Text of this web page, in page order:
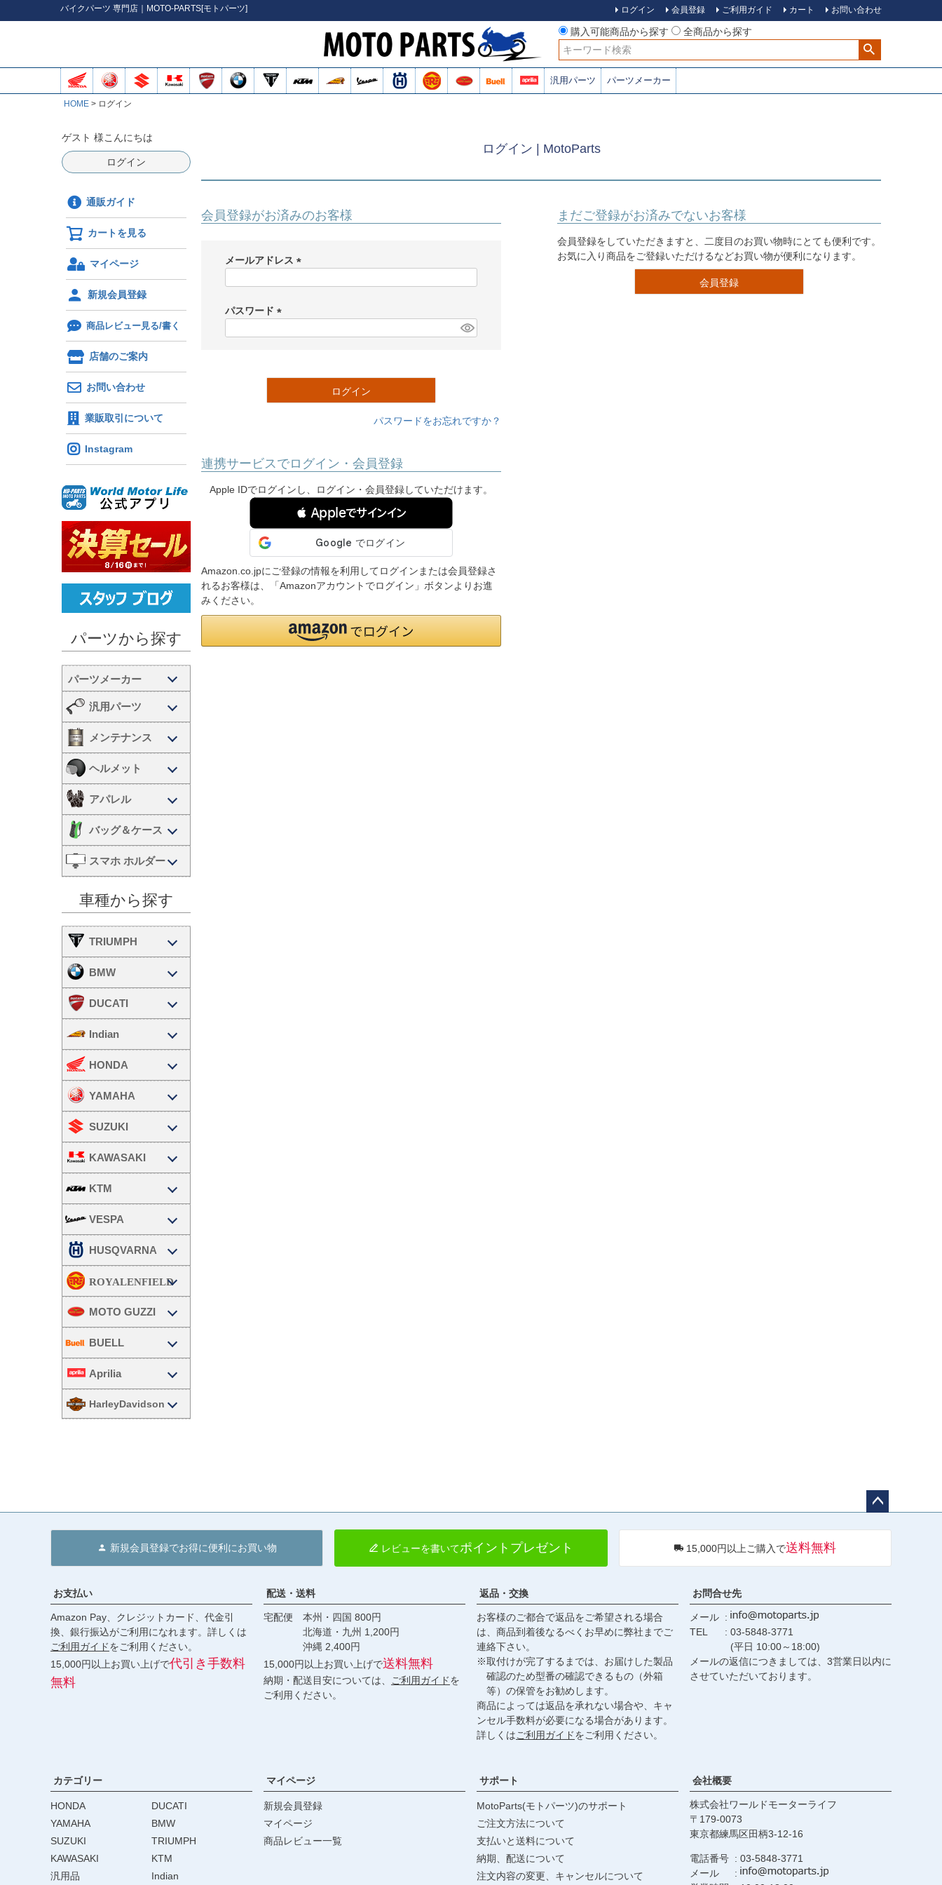
バイクパーツ 専門店｜MOTO-PARTS[モトパーツ] ログイン 会員登録 ご利用ガイド カート お問い合わせ
購入可能商品から探す
全商品から探す
検索
汎用パーツ パーツメーカー
HOME ログイン
ゲスト 様こんにちは
ログイン
通販ガイド
カートを見る
マイページ
新規会員登録
商品レビュー見る/書く
店舗のご案内
お問い合わせ
業販取引について
Instagram
パーツから探す
汎用パーツ
メンテナンス
ヘルメット
アパレル
バッグ＆ケース
スマホ ホルダー
車種から探す
TRIUMPH
BMW
DUCATI
Indian
HONDA
YAMAHA
SUZUKI
KAWASAKI
KTM
VESPA
HUSQVARNA
MOTO GUZZI
BUELL
Aprilia
HarleyDavidson
ログイン | MotoParts
会員登録がお済みのお客様
メールアドレス
)
パスワード
ログイン
パスワードをお忘れですか？
連携サービスでログイン・会員登録
Apple IDでログインし、ログイン・会員登録していただけます。
 Appleでサインイン
Amazon.co.jpにご登録の情報を利用してログインまたは会員登録さ
れるお客様は、「Amazonアカウントでログイン」ボタンよりお進
みください。
まだご登録がお済みでないお客様
会員登録をしていただきますと、二度目のお買い物時にとても便利です。
お気に入り商品をご登録いただけるなどお買い物が便利になります。
会員登録
へ
新規会員登録でお得に便利にお買い物 レビューを書いてポイントプレゼント 15,000円以上ご購入で送料無料
お支払い
Amazon Pay、クレジットカード、代金引
換、銀行振込がご利用になれます。詳しくは
ご利用ガイドをご利用ください。
15,000円以上お買い上げで代引き手数料
無料
配送・送料
宅配便 本州・四国 800円
北海道・九州 1,200円
沖縄 2,400円
15,000円以上お買い上げで送料無料
納期・配送目安については、 ご利用ガイドを
ご利用ください。
返品・交換
お客様のご都合で返品をご希望される場合
は、商品到着後なるべくお早めに弊社までご
連絡下さい。
※取付けが完了するまでは、お届けした製品
確認のため型番の確認できるもの（外箱
等）の保管をお勧めします。
商品によっては返品を承れない場合や、キャ
ンセル手数料が必要になる場合があります。
詳しくはご利用ガイドをご利用ください。
お問合せ先
メール
TEL
03-5848-3771
(平日 10:00～18:00)
メールの返信につきましては、3営業日以内に
させていただいております。
カテゴリー
HONDA
YAMAHA
SUZUKI
KAWASAKI
汎用品
DUCATI
BMW
TRIUMPH
KTM
Indian
マイページ
新規会員登録
マイページ
商品レビュー一覧
サポート
MotoParts(モトパーツ)のサポート
ご注文方法について
支払いと送料について
納期、配送について
注文内容の変更、キャンセルについて
会社概要
株式会社ワールドモーターライフ
179-0073
東京都練馬区田柄3-12-16
電話番号
03-5848-3771
メール